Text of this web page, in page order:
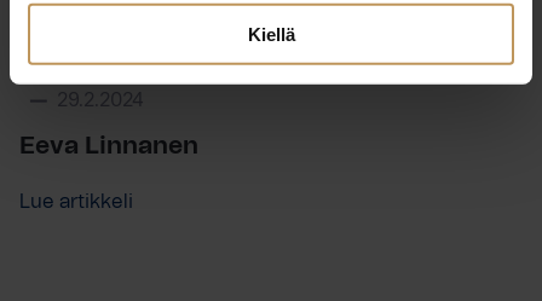
Kiellä
29.2.2024
Eeva Linnanen
Lue artikkeli